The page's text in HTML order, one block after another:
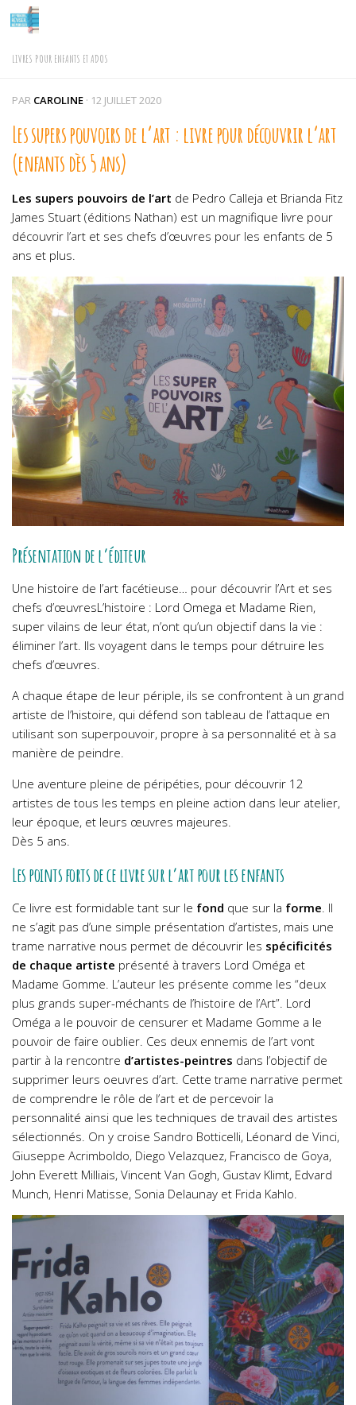
Skip to content
LIVRES POUR ENFANTS ET ADOS
PAR CAROLINE · 12 JUILLET 2020
Les supers pouvoirs de l’art : livre pour découvrir l’art
(enfants dès 5 ans)
Les supers pouvoirs de l’art de Pedro Calleja et Brianda Fitz
James Stuart (éditions Nathan) est un magnifique livre pour
découvrir l’art et ses chefs d’œuvres pour les enfants de 5
ans et plus.
Présentation de l’éditeur
Une histoire de l’art facétieuse… pour découvrir l’Art et ses
chefs d’œuvresL’histoire : Lord Omega et Madame Rien,
super vilains de leur état, n’ont qu’un objectif dans la vie :
éliminer l’art. Ils voyagent dans le temps pour détruire les
chefs d’œuvres.
A chaque étape de leur périple, ils se confrontent à un grand
artiste de l’histoire, qui défend son tableau de l’attaque en
utilisant son superpouvoir, propre à sa personnalité et à sa
manière de peindre.
Une aventure pleine de péripéties, pour découvrir 12
artistes de tous les temps en pleine action dans leur atelier,
leur époque, et leurs œuvres majeures.
Dès 5 ans.
Les points forts de ce livre sur l’art pour les enfants
Ce livre est formidable tant sur le fond que sur la forme . Il
ne s’agit pas d’une simple présentation d’artistes, mais une
trame narrative nous permet de découvrir les spécificités
de chaque artiste présenté à travers Lord Oméga et
Madame Gomme. L’auteur les présente comme les “deux
plus grands super-méchants de l’histoire de l’Art”. Lord
Oméga a le pouvoir de censurer et Madame Gomme a le
pouvoir de faire oublier. Ces deux ennemis de l’art vont
partir à la rencontre d’artistes-peintres dans l’objectif de
supprimer leurs oeuvres d’art. Cette trame narrative permet
de comprendre le rôle de l’art et de percevoir la
personnalité ainsi que les techniques de travail des artistes
sélectionnés. On y croise Sandro Botticelli, Léonard de Vinci,
Giuseppe Acrimboldo, Diego Velazquez, Francisco de Goya,
John Everett Milliais, Vincent Van Gogh, Gustav Klimt, Edvard
Munch, Henri Matisse, Sonia Delaunay et Frida Kahlo.